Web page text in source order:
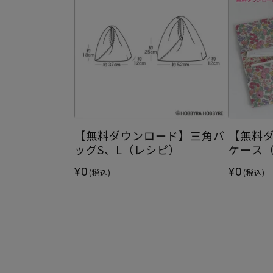
【無料ダウンロード】三角バ
ッグS、L（レシピ）
¥0 (税込)
【無料
ケース
¥0 (税込)